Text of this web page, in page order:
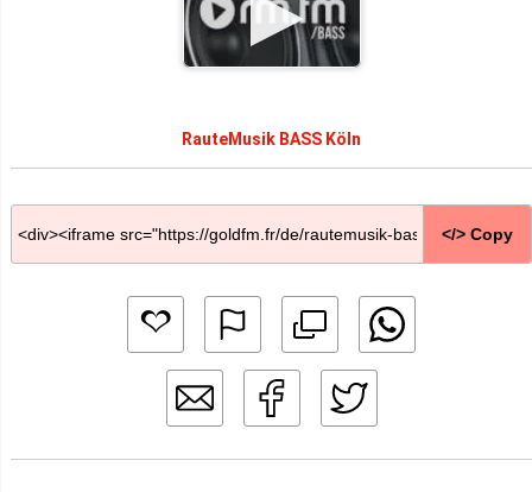
RauteMusik BASS Köln
</> Copy